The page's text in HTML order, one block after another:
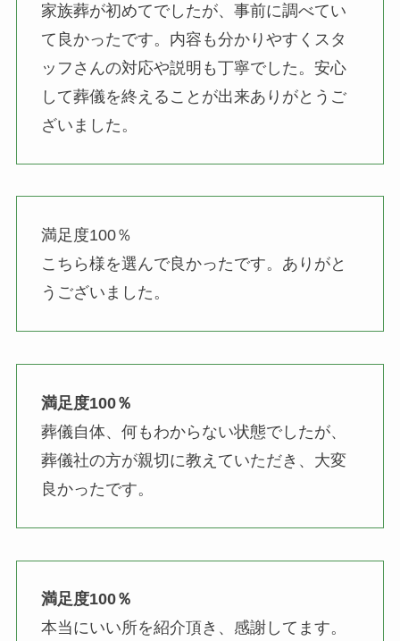
家族葬が初めてでしたが、事前に調べてい
て良かったです。内容も分かりやすくスタ
ッフさんの対応や説明も丁寧でした。安心
して葬儀を終えることが出来ありがとうご
ざいました。
満足度100％
こちら様を選んで良かったです。ありがと
うございました。
満足度100％
葬儀自体、何もわからない状態でしたが、
葬儀社の方が親切に教えていただき、大変
良かったです。
満足度100％
本当にいい所を紹介頂き、感謝してます。